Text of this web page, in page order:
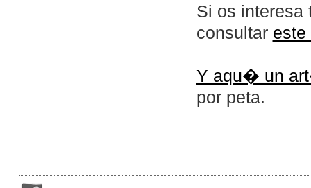
Si os
consultar
Y aqu� un
por peta.